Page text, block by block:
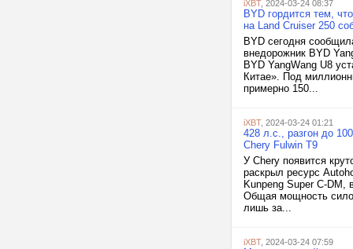
iXBT, 2024-03-24 08:37
BYD гордится тем,
на Land Cruiser 250
BYD сегодня
внедорожник BYD
BYD YangWang U8
Китае». Под
примерно 150...
iXBT, 2024-03-24 01:21
428 л.с., разгон до
Chery Fulwin T9
У Chery появится
раскрыл ресурс
Kunpeng Super C-DM,
Общая мощность
лишь за...
iXBT, 2024-03-24 07:59